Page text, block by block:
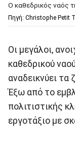
Ο καθεδρικός ναός
Πηγή: Christophe Petit
Οι μεγάλοι,
καθεδρικού
αναδεικνύει
Έξω από το
πολιτιστικής
εργοτάξιο με